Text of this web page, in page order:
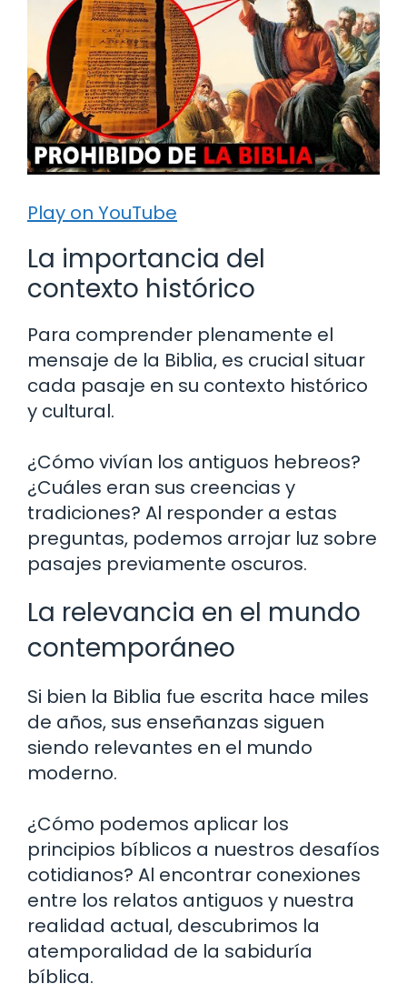
Play on YouTube
La importancia del
contexto histórico
Para comprender plenamente el
mensaje de la Biblia, es crucial situar
cada pasaje en su contexto histórico
y cultural.
¿Cómo vivían los antiguos hebreos?
¿Cuáles eran sus creencias y
tradiciones? Al responder a estas
preguntas, podemos arrojar luz sobre
pasajes previamente oscuros.
La relevancia en el mundo
contemporáneo
Si bien la Biblia fue escrita hace miles
de años, sus enseñanzas siguen
siendo relevantes en el mundo
moderno.
¿Cómo podemos aplicar los
principios bíblicos a nuestros desafíos
cotidianos? Al encontrar conexiones
entre los relatos antiguos y nuestra
realidad actual, descubrimos la
atemporalidad de la sabiduría
bíblica.